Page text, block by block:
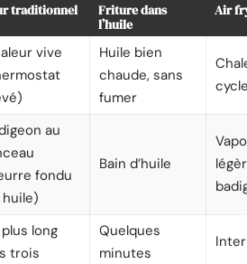
traditionnel
Friture dans
l’huile
Air
vive
Huile bien
chaude, sans
fumer
au
fondu
Bain d’huile
long
trois
Quelques
minutes